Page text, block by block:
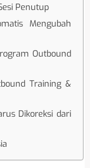
Penutup
Mengubah
Outbound
Training &
Dikoreksi dari